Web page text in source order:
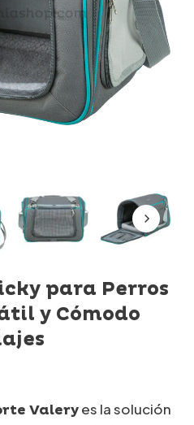
para Perros
y Cómodo
Valeryes la solución